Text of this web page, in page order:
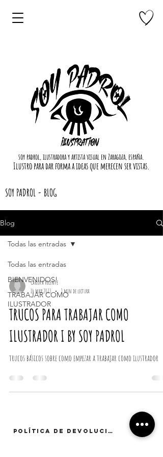
soy padrol, ilustradora y artista visual en Zaragoza, españa.
Ilustro para dar forma a ideas que merecen ser vistas.
SOY PADROL - BLOG
Blog
Todas las entradas
BIENVENIDOS!
TRABAJAR COMO
ILUSTRADOR
Todas las entradas
Carlota Vicente
14 mar 2023
2 min de lectura
TRUCOS PARA TRABAJAR COMO
ILUSTRADOR I BY SOY PADROL
trucos básicos sobre como empezar a trabajar como ilustrador
POLÍTICA DE DEVOLUCIÓN